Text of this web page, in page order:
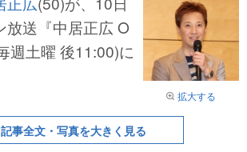
拡大する
放送『中居正広 O
週土曜 後11:00)に
記事全文・写真を大きく見る